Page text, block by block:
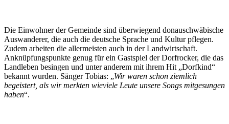
Die Einwohner der Gemeinde sind überwiegend donauschwäbische
Auswanderer, die auch die deutsche Sprache und Kultur pflegen.
Zudem arbeiten die allermeisten auch in der Landwirtschaft.
Anknüpfungspunkte genug für ein Gastspiel der Dorfrocker, die das
Landleben besingen und unter anderem mit ihrem Hit „Dorfkind“
bekannt wurden. Sänger Tobias: „Wir waren schon ziemlich
begeistert, als wir merkten wieviele Leute unsere Songs mitgesungen
haben“.